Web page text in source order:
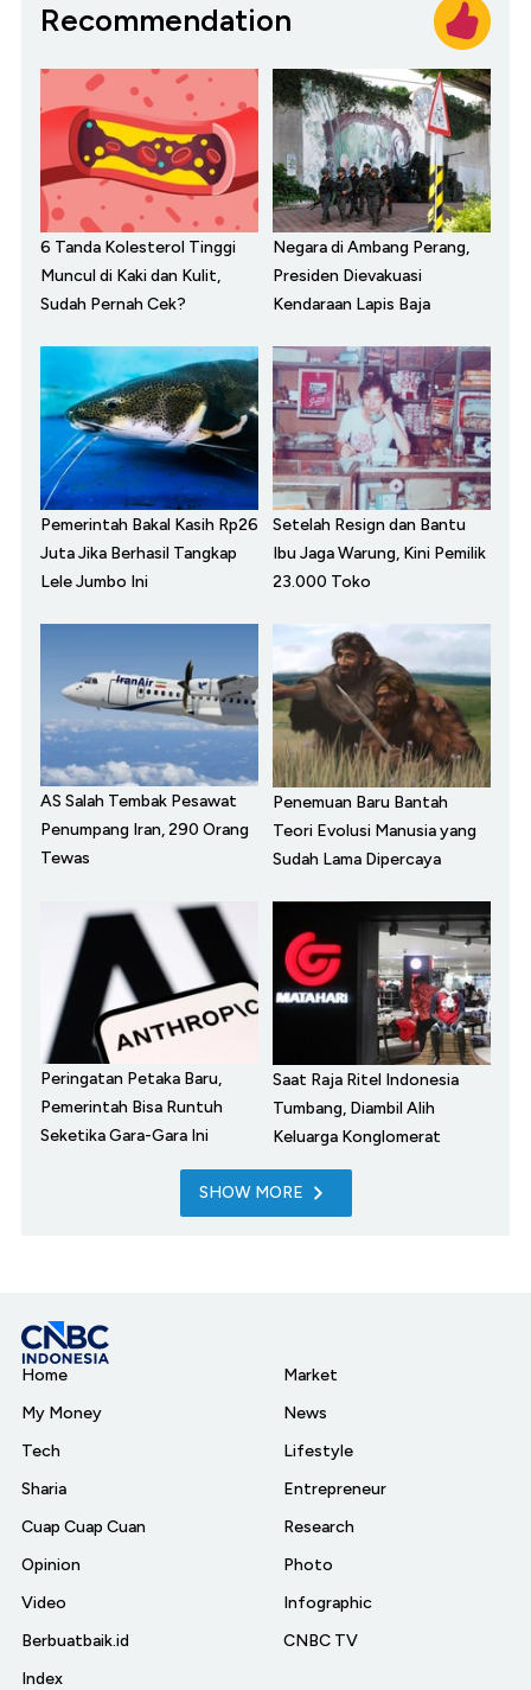
Recommendation
6 Tanda Kolesterol Tinggi
Muncul di Kaki dan Kulit,
Sudah Pernah Cek?
Negara di Ambang Perang,
Presiden Dievakuasi
Kendaraan Lapis Baja
Pemerintah Bakal Kasih Rp26
Juta Jika Berhasil Tangkap
Lele Jumbo Ini
Setelah Resign dan Bantu
Ibu Jaga Warung, Kini Pemilik
23.000 Toko
AS Salah Tembak Pesawat
Penumpang Iran, 290 Orang
Tewas
Penemuan Baru Bantah
Teori Evolusi Manusia yang
Sudah Lama Dipercaya
Peringatan Petaka Baru,
Pemerintah Bisa Runtuh
Seketika Gara-Gara Ini
Saat Raja Ritel Indonesia
Tumbang, Diambil Alih
Keluarga Konglomerat
SHOW MORE
Home
My Money
Tech
Sharia
Cuap Cuap Cuan
Opinion
Video
Berbuatbaik.id
Index
Market
News
Lifestyle
Entrepreneur
Research
Photo
Infographic
CNBC TV